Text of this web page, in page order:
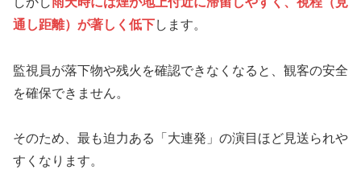
通し距離）が著しく低下します。
監視員が落下物や残火を確認できなくなると、観客の安全
を確保できません。
そのため、最も迫力ある「大連発」の演目ほど見送られや
すくなります。